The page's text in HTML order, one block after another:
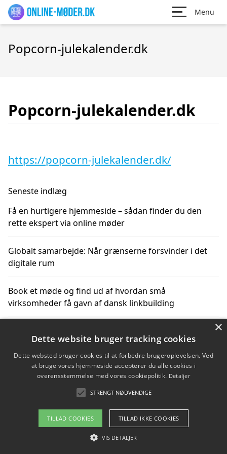
Menu
Popcorn-julekalender.dk
Popcorn-julekalender.dk
https://popcorn-julekalender.dk/
Seneste indlæg
Få en hurtigere hjemmeside – sådan finder du den
rette ekspert via online møder
Globalt samarbejde: Når grænserne forsvinder i det
digitale rum
Book et møde og find ud af hvordan små
virksomheder få gavn af dansk linkbuilding
får du indgår et samarbejde
Hold et møde med en WordPress ekspert og vælg den
mest professionelle til at vedligeholde din løsning
Copyright 2026 - Pilanto Aps
Om / kontakt
×
Dette website bruger tracking cookies
Dette websted bruger cookies til at forbedre brugeroplevelsen. Ved
at bruge vores hjemmeside accepterer du alle cookies i
overensstemmelse med vores cookiepolitik. Detaljer
STRENGT NØDVENDIGE
TILLAD COOKIES TILLAD IKKE COOKIES
VIS DETALJER